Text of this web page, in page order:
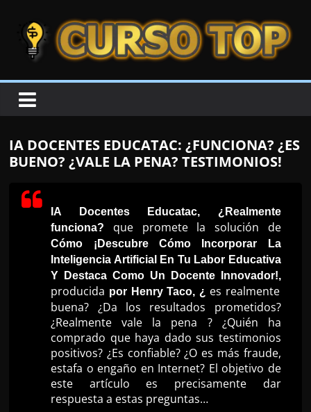
CURSOTOP
s
e
l
IA DOCENTES EDUCATAC: ¿FUNCIONA? ¿ES
BUENO? ¿VALE LA PENA? TESTIMONIOS!
IA Docentes Educatac, ¿Realmente
funciona? que promete la solución de
Cómo ¡Descubre Cómo Incorporar La
Inteligencia Artificial En Tu Labor Educativa
Y Destaca Como Un Docente Innovador!,
producida por Henry Taco, ¿ es realmente
buena? ¿Da los resultados prometidos?
¿Realmente vale la pena ? ¿Quién ha
comprado que haya dado sus testimonios
positivos? ¿Es confiable? ¿O es más fraude,
estafa o engaño en Internet? El objetivo de
este artículo es precisamente dar
respuesta a estas preguntas…